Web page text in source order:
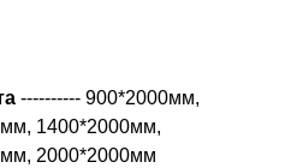
---------- 900*2000мм,
1400*2000мм,
2000*2000мм